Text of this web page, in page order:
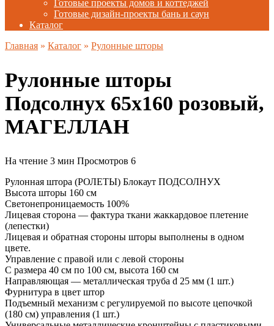
Готовые проекты домов и коттеджей
Готовые дизайн-проекты бань и саун
Каталог
Главная » Каталог » Рулонные шторы
Рулонные шторы
Подсолнух 65х160 розовый,
МАГЕЛЛАН
На чтение 3 мин Просмотров 6
Рулонная штора (РОЛЕТЫ) Блокаут ПОДСОЛНУХ
Высота шторы 160 см
Светонепроницаемость 100%
Лицевая сторона — фактура ткани жаккардовое плетение
(лепестки)
Лицевая и обратная стороны шторы выполнены в одном
цвете.
Управление с правой или с левой стороны
С размера 40 см по 100 см, высота 160 см
Направляющая — металлическая труба d 25 мм (1 шт.)
Фурнитура в цвет штор
Подъемный механизм с регулируемой по высоте цепочкой
(180 см) управления (1 шт.)